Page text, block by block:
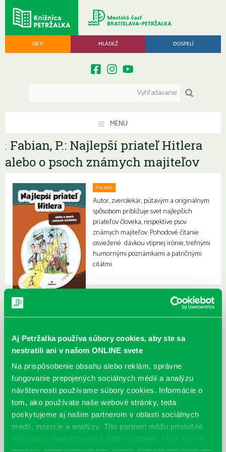
Aj Petržalka používa súbory cookies, aby ste sa
nestratili ani v našom ONLINE svete
Na prispôsobenie obsahu alebo reklám, správne
fungovanie prepojených sociálnych médií a analýzu
návštevnosti používame súbory cookies. Informácie o
tom, ako používate naše webové stránky, teda
poskytujeme aj našim partnerom v oblasti sociálnych
médií, inzercie a analýzy. Títo partneri môžu príslušné
informácie skombinovať s ďalšími údajmi, ktoré ste im
DETI MLÁDEŽ DOSPELÍ
MENU
: Fabian, P.: Najlepší priateľ Hitlera
alebo o psoch známych majiteľov
Pre deti
Autor, zverolekár, pútavým a originálnym
spôsobom približuje svet najlepších
priateľov človeka, respektíve psov
známych majiteľov. Pohodové čítanie
osviežené dávkou vtipnej irónie, trefnými
humornými poznámkami a patričnými
citátmi.